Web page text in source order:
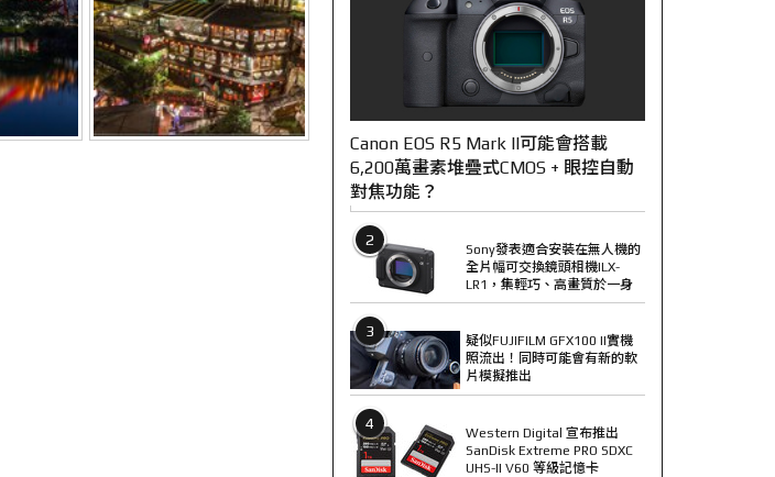
Canon EOS R5 Mark II可能會搭載
6,200萬畫素堆疊式CMOS + 眼控自動
對焦功能？
2
Sony發表適合安裝在無人機的
全片幅可交換鏡頭相機ILX-
LR1，集輕巧、高畫質於一身
3
疑似FUJIFILM GFX100 II實機
照流出！同時可能會有新的軟
片模擬推出
4
Western Digital 宣布推出
SanDisk Extreme PRO SDXC
UHS-II V60 等級記憶卡